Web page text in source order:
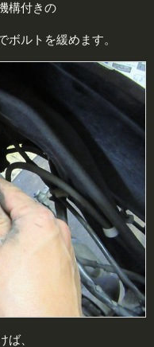
構付きの
ボルトを緩めます。
ば、